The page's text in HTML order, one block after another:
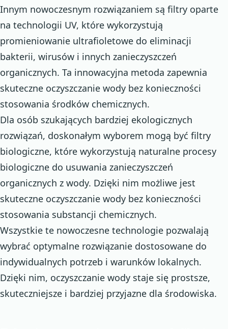
Innym nowoczesnym rozwiązaniem są filtry oparte
na technologii UV, które wykorzystują
promieniowanie ultrafioletowe do eliminacji
bakterii, wirusów i innych zanieczyszczeń
organicznych. Ta innowacyjna metoda zapewnia
skuteczne oczyszczanie wody bez konieczności
stosowania środków chemicznych.
Dla osób szukających bardziej ekologicznych
rozwiązań, doskonałym wyborem mogą być filtry
biologiczne, które wykorzystują naturalne procesy
biologiczne do usuwania zanieczyszczeń
organicznych z wody. Dzięki nim możliwe jest
skuteczne oczyszczanie wody bez konieczności
stosowania substancji chemicznych.
Wszystkie te nowoczesne technologie pozwalają
wybrać optymalne rozwiązanie dostosowane do
indywidualnych potrzeb i warunków lokalnych.
Dzięki nim, oczyszczanie wody staje się prostsze,
skuteczniejsze i bardziej przyjazne dla środowiska.